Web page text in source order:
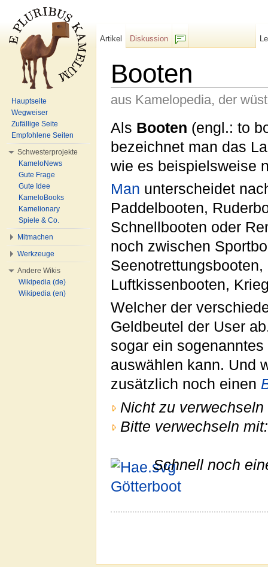
Booten
aus Kamelopedia, der
Als Booten (engl.: to
bezeichnet man das
wie es beispielsweise
Man unterscheidet
Paddelbooten,
Schnellbooten oder
noch zwischen
Luftkissenbooten,
Welcher der
Geldbeutel der User
sogar ein sogenanntes
auswählen kann. Und
zusätzlich noch einen
Nicht zu verwechseln
Bitte verwechseln mit:
Schnell noch
Götterboot
Artikel
Diskussion
Hauptseite
Wegweiser
Zufällige Seite
Empfohlene Seiten
Schwesterprojekte
KameloNews
Gute Frage
Gute Idee
KameloBooks
Kamelionary
Spiele & Co.
Mitmachen
Werkzeuge
Andere Wikis
Wikipedia (de)
Wikipedia (en)